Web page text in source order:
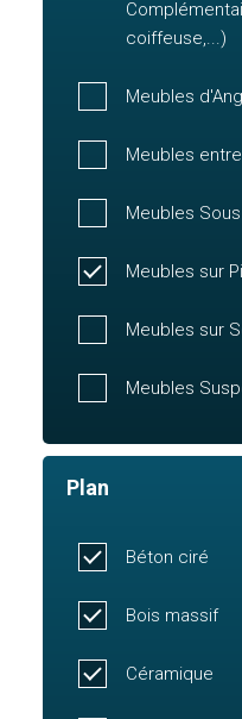
coiffeuse,...)
Meubles
Meubles
Meubles
Meubles sur
Meubles sur
Meubles
Plan
Béton ciré
Bois massif
Céramique